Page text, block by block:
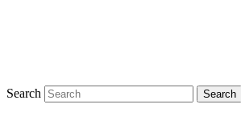
Search Search